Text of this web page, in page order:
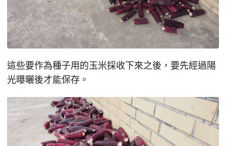
這些要作為種子用的玉米採收下來之後，要先經過陽
光曝曬後才能保存。